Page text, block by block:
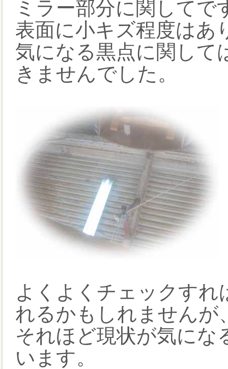
ミラー部分に関して
表面に小キズ程度はあ
気になる黒点に関して
きませんでした。
よくよくチェックす
れるかもしれませんが
それほど現状が気にな
います。